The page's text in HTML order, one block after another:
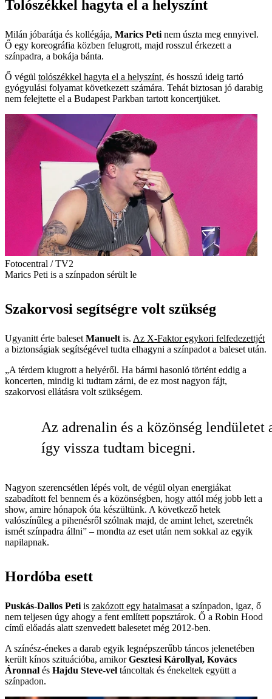
Tolószékkel hagyta el a helyszínt
Milán jóbarátja és kollégája, Marics Peti nem úszta meg ennyivel.
Ő egy koreográfia közben felugrott, majd rosszul érkezett a
színpadra, a bokája bánta.
Ő végül tolószékkel hagyta el a helyszínt, és hosszú ideig tartó
gyógyulási folyamat következett számára. Tehát biztosan jó darabig
nem felejtette el a Budapest Parkban tartott koncertjüket.
Fotocentral / TV2
Marics Peti is a színpadon sérült le
Szakorvosi segítségre volt szükség
Ugyanitt érte baleset Manuelt is. Az X-Faktor egykori felfedezettjét
a biztonságiak segítségével tudta elhagyni a színpadot a baleset után.
„A térdem kiugrott a helyéről. Ha bármi hasonló történt eddig a
koncerten, mindig ki tudtam zárni, de ez most nagyon fájt,
szakorvosi ellátásra volt szükségem.
Az adrenalin és a közönség lendületet
így vissza tudtam bicegni.
Nagyon szerencsétlen lépés volt, de végül olyan energiákat
szabadított fel bennem és a közönségben, hogy attól még jobb lett a
show, amire hónapok óta készültünk. A következő hetek
valószínűleg a pihenésről szólnak majd, de amint lehet, szeretnék
ismét színpadra állni” – mondta az eset után nem sokkal az egyik
napilapnak.
Hordóba esett
Puskás-Dallos Peti is zakózott egy hatalmasat a színpadon, igaz, ő
nem teljesen úgy ahogy a fent említett popsztárok. Ő a Robin Hood
című előadás alatt szenvedett balesetet még 2012-ben.
A színész-énekes a darab egyik legnépszerűbb táncos jelenetében
került kínos szituációba, amikorGesztesi Károllyal, Kovács
Áronnal és Hajdu Steve-vel táncoltak és énekeltek együtt a
színpadon.